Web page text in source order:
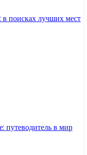
в поисках лучших мест
путеводитель в мир